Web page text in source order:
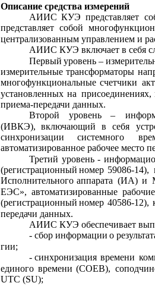
Описание средства измерений
АИИС КУЭ представляет
представляет собой
централизованным управлением и
АИИС КУЭ включает в себя
Первый уровень –
измерительные трансформаторы
многофункциональные счетчики
установленных на присоединениях,
приема-передачи данных.
Второй
уровень –
(ИВКЭ), включающий в себя
синхронизации системного
автоматизированное рабочее
Третий уровень -
(регистрационный номер 59086-14),
Исполнительного аппарата (ИА) и
ЕЭС», автоматизированные рабочие
(регистрационный номер 40586-12),
передачи данных.
АИИС КУЭ обеспечивает
- сбор информации о
гии;
- синхронизация времени
единого времени (СОЕВ),
UTC (SU);